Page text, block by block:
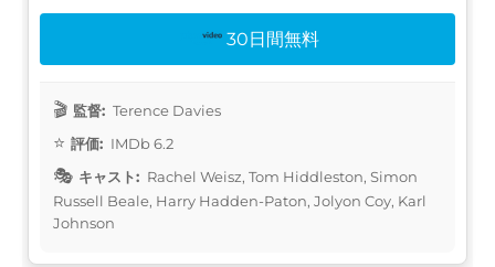
30日間無料
監督: Terence Davies
評価: IMDb 6.2
キャスト: Rachel Weisz, Tom Hiddleston, Simon
Russell Beale, Harry Hadden-Paton, Jolyon Coy, Karl
Johnson